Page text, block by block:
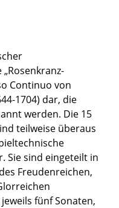
Continuo von
1704) dar, die
werden. Die 15
teilweise überaus
Sie sind eingeteilt in
Freudenreichen,
fünf Sonaten,